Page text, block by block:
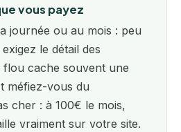
vous payez
journée ou au mois : peu
le détail des
flou cache souvent une
méfiez-vous du
cher : à 100€ le mois,
vraiment sur votre site.